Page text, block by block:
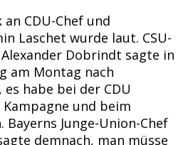
CDU-Chef und
Laschet wurde laut. CSU-
Dobrindt sagte in
am Montag nach
habe bei der CDU
Kampagne und beim
Bayerns Junge-Union-Chef
demnach, man müsse